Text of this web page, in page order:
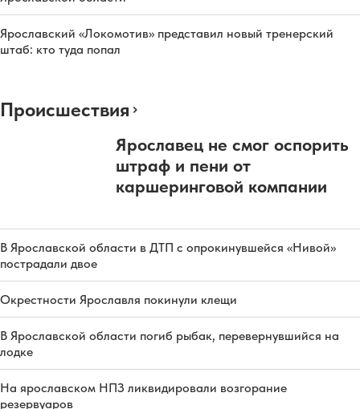
Ярославский «Локомотив» представил новый тренерский
штаб: кто туда попал
Происшествия
Ярославец не смог оспорить
штраф и пени от
каршеринговой компании
В Ярославской области в ДТП с опрокинувшейся «Нивой»
пострадали двое
Окрестности Ярославля покинули клещи
В Ярославской области погиб рыбак, перевернувшийся на
лодке
На ярославском НПЗ ликвидировали возгорание
резервуаров